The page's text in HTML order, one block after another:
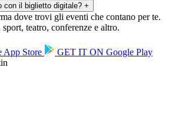
con il biglietto digitale? +
dove trovi gli eventi che contano per te.
teatro, conferenze e altro.
App Store GET IT ON Google Play